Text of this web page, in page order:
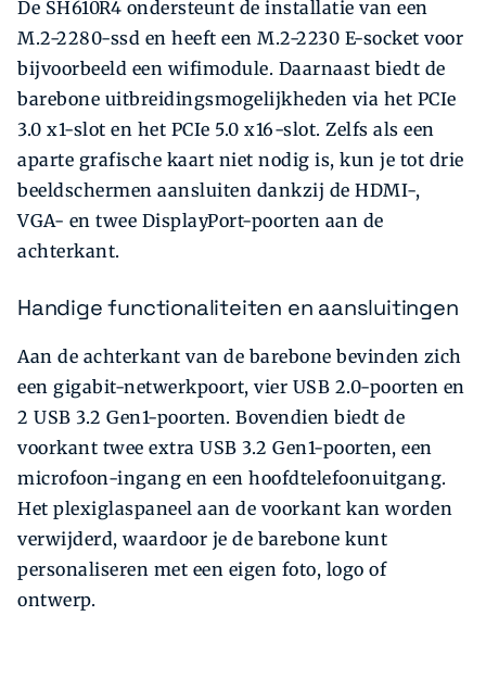
De SH610R4 ondersteunt de installatie van een
M.2-2280-ssd en heeft een M.2-2230 E-socket voor
bijvoorbeeld een wifimodule. Daarnaast biedt de
barebone uitbreidingsmogelijkheden via het PCIe
3.0 x1-slot en het PCIe 5.0 x16-slot. Zelfs als een
aparte grafische kaart niet nodig is, kun je tot drie
beeldschermen aansluiten dankzij de HDMI-,
VGA- en twee DisplayPort-poorten aan de
achterkant.
Handige functionaliteiten en aansluitingen
Aan de achterkant van de barebone bevinden zich
een gigabit-netwerkpoort, vier USB 2.0-poorten en
2 USB 3.2 Gen1-poorten. Bovendien biedt de
voorkant twee extra USB 3.2 Gen1-poorten, een
microfoon-ingang en een hoofdtelefoonuitgang.
Het plexiglaspaneel aan de voorkant kan worden
verwijderd, waardoor je de barebone kunt
personaliseren met een eigen foto, logo of
ontwerp.